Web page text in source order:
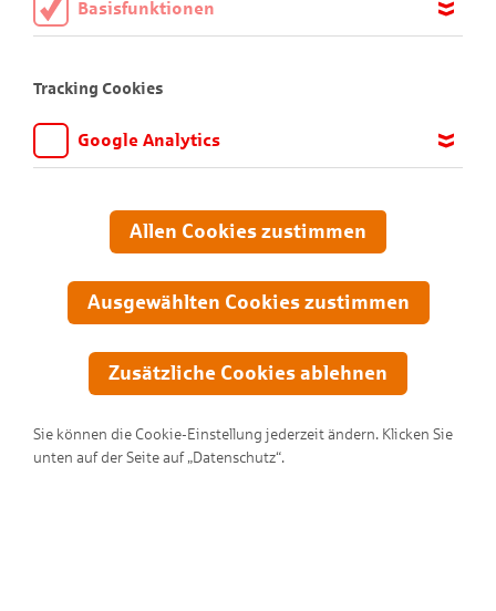
Basisfunktionen
aktiviert sein.
Tracking Cookies
Google Analytics
anpassen und verbessern können. Aus diesem Grund nutzen wir
Google Analytics. Dieses Werkzeug erfasst die Seitenaufrufe zu
Übertragung anonymisiert.
Allen Cookies zustimmen
Ausgewählten Cookies zustimmen
Zusätzliche Cookies ablehnen
Sie können die Cookie-Einstellung jederzeit ändern. Klicken Sie
unten auf der Seite auf „Datenschutz“.